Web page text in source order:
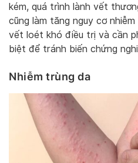
kém, quá trình lành vết
cũng làm tăng nguy cơ
vết loét khó điều trị và cần
biệt để tránh biến chứng
Nhiễm trùng da